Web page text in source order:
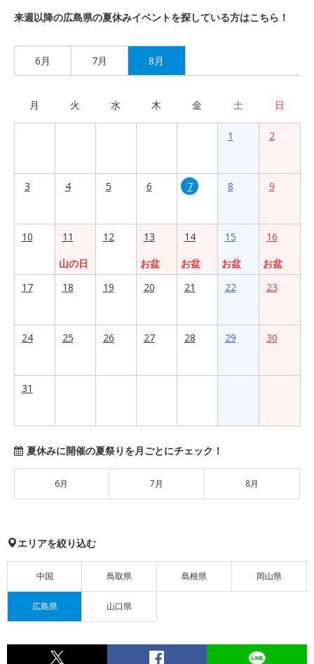
来週以降の広島県の夏休みイベントを探している方はこちら！
6月 7月 8月
月 火 水 木 金 土 日
1 2
3 4 5 6 7 8 9
10
11
山の日
12
13
お盆
14
お盆
15
お盆
16
お盆
17
18 19 20 21 22 23
24 25 26 27 28 29 30
31
夏休みに開催の夏祭りを月ごとにチェック！
6月 7月 8月
エリアを絞り込む
中国 鳥取県 島根県 岡山県
広島県 山口県